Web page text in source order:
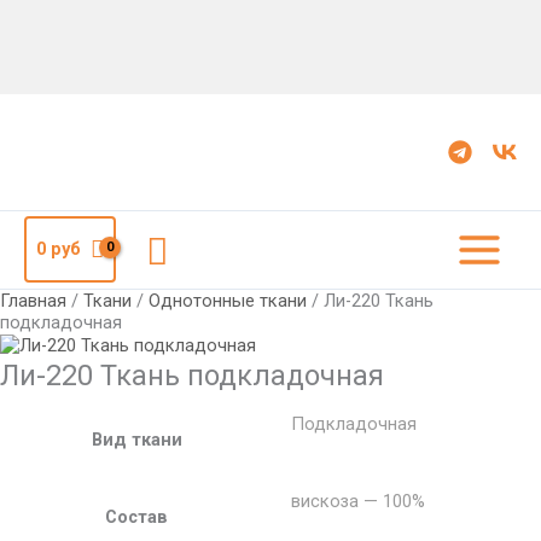
0руб Поиск
Главная / Ткани / Однотонные ткани / Ли-220 Ткань
подкладочная
Ли-220 Ткань подкладочная
Вид ткани
Подкладочная
Состав
вискоза — 100%